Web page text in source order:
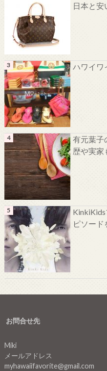
日本と安
ハワイワ
有元葉子
歴や実家
ピソード
お問合せ先
Miki
メールアドレス
myhawaiifavorite@gmail.com